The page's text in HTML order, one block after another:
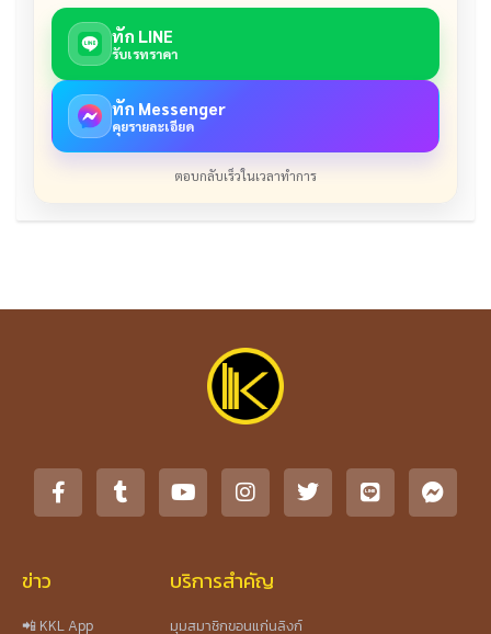
ทัก LINE
รับเรทราคา
ทัก Messenger
คุยรายละเอียด
ตอบกลับเร็วในเวลาทำการ
ข่าว
📲 KKL App
บริการสำคัญ
มุมสมาชิกขอนแก่นลิงก์